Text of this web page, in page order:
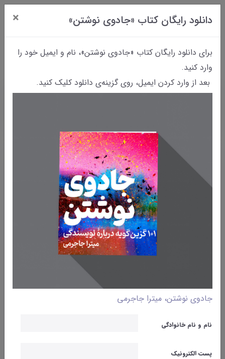
دانلود رایگان کتاب «جادوی نوشتن» ×
برای دانلود رایگان کتاب «جادوی نوشتن»، نام و ایمیل خود را
وارد کنید.
بعد از وارد کردن ایمیل، روی گزینه‌ی دانلود کلیک کنید.
جادوی نوشتن، میترا جاجرمی
نام و نام خانوادگی
پست الکترونیک